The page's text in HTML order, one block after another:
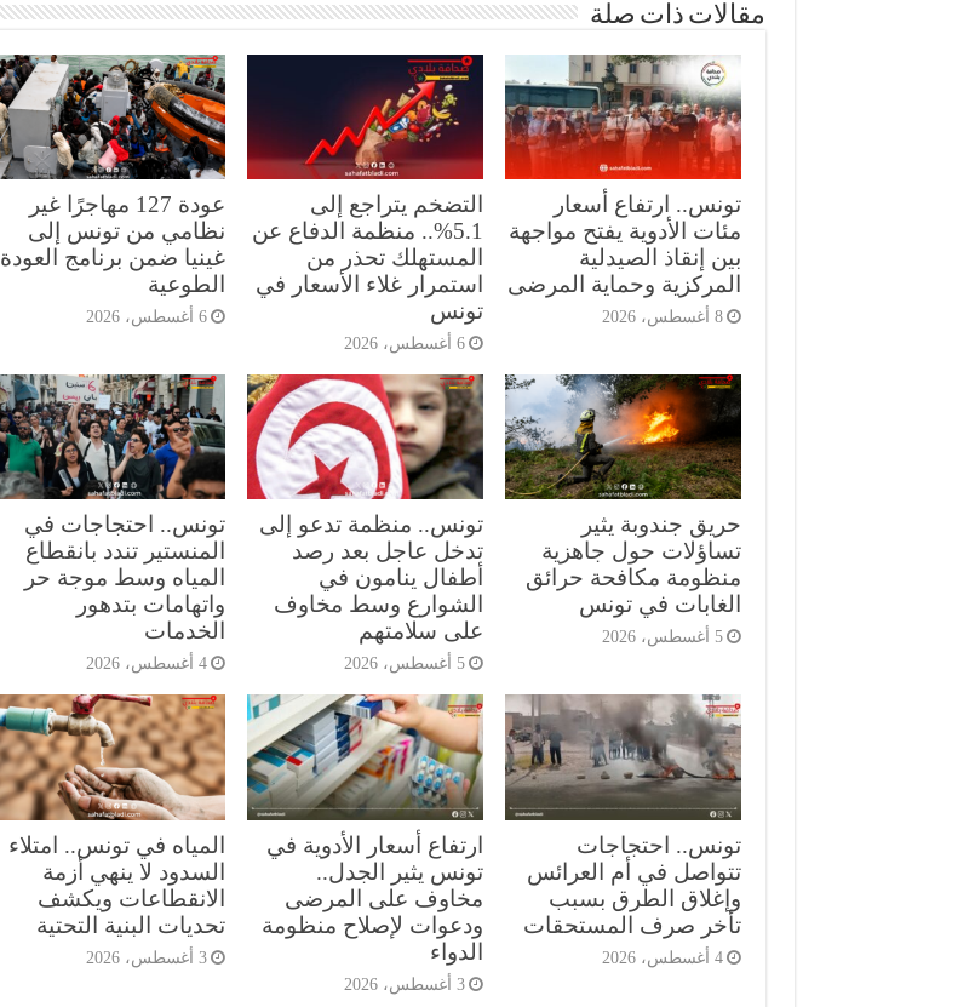
مقالات ذات صلة
تونس.. ارتفاع أسعار
مئات الأدوية يفتح مواجهة
بين إنقاذ الصيدلية
المركزية وحماية المرضى
8 أغسطس، 2026
التضخم يتراجع إلى
5.1%.. منظمة الدفاع عن
المستهلك تحذر من
استمرار غلاء الأسعار في
تونس
6 أغسطس، 2026
عودة 127 مهاجرًا غير
نظامي من تونس إلى
غينيا ضمن برنامج العودة
الطوعية
6 أغسطس، 2026
حريق جندوبة يثير
تساؤلات حول جاهزية
منظومة مكافحة حرائق
الغابات في تونس
5 أغسطس، 2026
تونس.. منظمة تدعو إلى
تدخل عاجل بعد رصد
أطفال ينامون في
الشوارع وسط مخاوف
على سلامتهم
5 أغسطس، 2026
تونس.. احتجاجات في
المنستير تندد بانقطاع
المياه وسط موجة حر
واتهامات بتدهور
الخدمات
4 أغسطس، 2026
تونس.. احتجاجات
تتواصل في أم العرائس
وإغلاق الطرق بسبب
تأخر صرف المستحقات
4 أغسطس، 2026
ارتفاع أسعار الأدوية في
تونس يثير الجدل..
مخاوف على المرضى
ودعوات لإصلاح منظومة
الدواء
3 أغسطس، 2026
المياه في تونس.. امتلاء
السدود لا ينهي أزمة
الانقطاعات ويكشف
تحديات البنية التحتية
3 أغسطس، 2026